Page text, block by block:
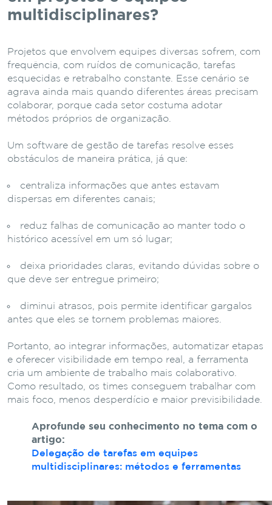
multidisciplinares?
Projetos que envolvem equipes diversas sofrem, com
frequência, com ruídos de comunicação, tarefas
esquecidas e retrabalho constante. Esse cenário se
agrava ainda mais quando diferentes áreas precisam
colaborar, porque cada setor costuma adotar
métodos próprios de organização.
Um software de gestão de tarefas resolve esses
obstáculos de maneira prática, já que:
centraliza informações que antes estavam
dispersas em diferentes canais;
reduz falhas de comunicação ao manter todo o
histórico acessível em um só lugar;
deixa prioridades claras, evitando dúvidas sobre o
que deve ser entregue primeiro;
diminui atrasos, pois permite identificar gargalos
antes que eles se tornem problemas maiores.
Portanto, ao integrar informações, automatizar etapas
e oferecer visibilidade em tempo real, a ferramenta
cria um ambiente de trabalho mais colaborativo.
Como resultado, os times conseguem trabalhar com
mais foco, menos desperdício e maior previsibilidade.
Aprofunde seu conhecimento no tema com o
artigo:
Delegação de tarefas em equipes
multidisciplinares: métodos e ferramentas